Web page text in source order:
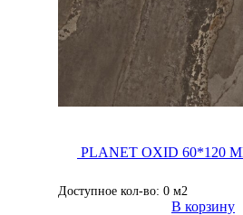
PLANET OXID 60*120
Доступное кол-во: 0 м2
В корзину